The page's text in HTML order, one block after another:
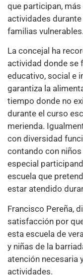
que participan,
actividades
familias vulnerables.
La concejal ha
actividad donde se
educativo, social e
garantiza la
tiempo donde no
durante el curso
merienda.
con diversidad
contando con
especial
escuela que
estar atendido
Francisco Pereña,
satisfacción por
esta escuela de
y niñas de la
atención necesaria
actividades.